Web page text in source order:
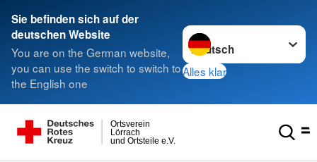
Sie befinden sich auf der
deutschen Website
You are on the German website,
you can use the switch to switch to
the English one
Sprache wechseln zu
Alles klar
und Ortsteile e.V.
Lörrach
Ortsverein